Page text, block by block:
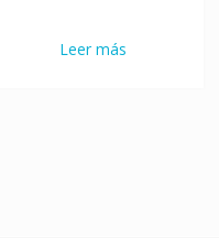
Leer más